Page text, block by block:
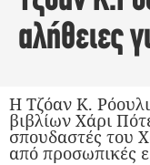
αλήθειες
Η Τζόαν Κ.
βιβλίων Χάρι
σπουδαστές του
από προσωπικές